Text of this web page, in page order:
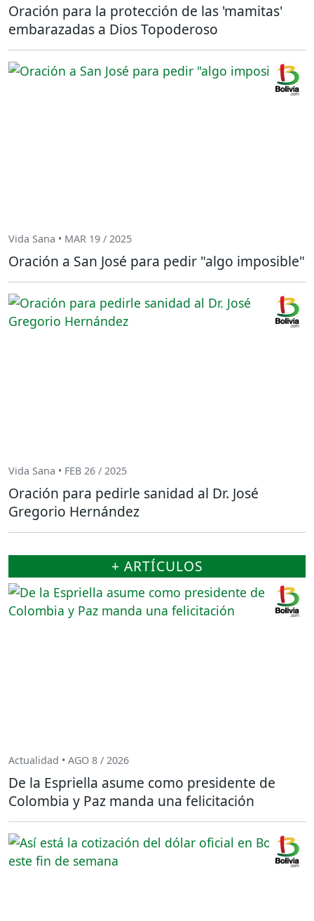
Oración para la protección de las 'mamitas'
embarazadas a Dios Topoderoso
Vida Sana • MAR 19 / 2025
Oración a San José para pedir "algo imposible"
Vida Sana • FEB 26 / 2025
Oración para pedirle sanidad al Dr. José
Gregorio Hernández
+ ARTÍCULOS
Actualidad • AGO 8 / 2026
De la Espriella asume como presidente de
Colombia y Paz manda una felicitación